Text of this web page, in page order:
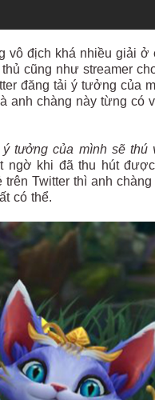
vô địch khá nhiều giải ở
cũng như streamer
đăng tải ý tưởng của
anh chàng này từng có
tưởng của mình sẽ
ngờ khi đã thu hút
Twitter thì anh
có thể.